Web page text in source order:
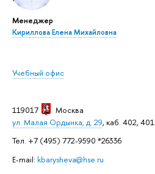
Менеджер
Кириллова Елена Михайловна
Учебный офис
119017
Москва
ул. Малая Ордынка, д. 29, каб. 402, 401
Тел. +7 (495) 772-9590 *26336
E-mail: kbarysheva@hse.ru